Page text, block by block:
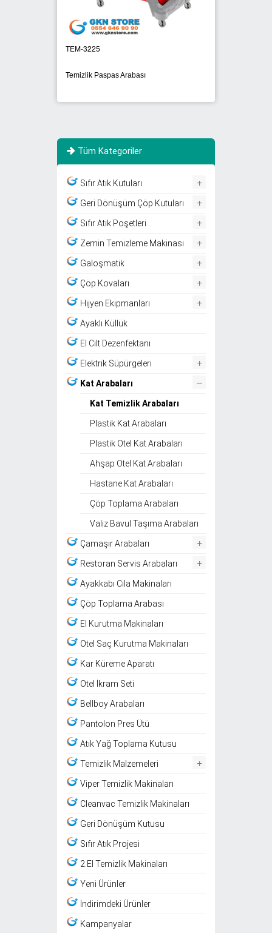
TEM-3225
Temizlik Paspas Arabası
Tüm Kategoriler
Sıfır Atık Kutuları +
Geri Dönüşüm Çöp Kutuları +
Sıfır Atık Poşetleri +
Zemin Temizleme Makinası +
Galoşmatik +
Çöp Kovaları +
Hijyen Ekipmanları +
Ayaklı Küllük
El Cilt Dezenfektanı
Elektrik Süpürgeleri +
Kat Arabaları –
Kat Temizlik Arabaları
Plastik Kat Arabaları
Plastik Otel Kat Arabaları
Ahşap Otel Kat Arabaları
Hastane Kat Arabaları
Çöp Toplama Arabaları
Valiz Bavul Taşıma Arabaları
Çamaşır Arabaları +
Restoran Servis Arabaları +
Ayakkabı Cila Makinaları
Çöp Toplama Arabası
El Kurutma Makinaları
Otel Saç Kurutma Makinaları
Kar Küreme Aparatı
Otel İkram Seti
Bellboy Arabaları
Pantolon Pres Ütü
Atık Yağ Toplama Kutusu
Temizlik Malzemeleri +
Viper Temizlik Makinaları
Cleanvac Temizlik Makinaları
Geri Dönüşüm Kutusu
Sıfır Atık Projesi
2.El Temizlik Makinaları
Yeni Ürünler
İndirimdeki Ürünler
Kampanyalar